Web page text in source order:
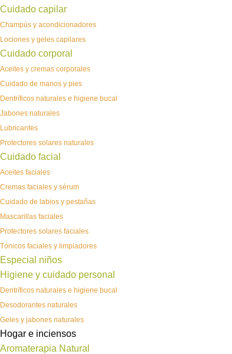
Cuidado capilar
Champús y acondicionadores
Lociones y geles capilares
Cuidado corporal
Aceites y cremas corporales
Cuidado de manos y pies
Dentríficos naturales e higiene bucal
Jabones naturales
Lubricantes
Protectores solares naturales
Cuidado facial
Aceites faciales
Cremas faciales y sérum
Cuidado de labios y pestañas
Mascarillas faciales
Protectores solares faciales
Tónicos faciales y limpiadores
Especial niños
Higiene y cuidado personal
Dentríficos naturales e higiene bucal
Desodorantes naturales
Geles y jabones naturales
Hogar e inciensos
Aromaterapia Natural